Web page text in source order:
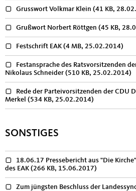
Grusswort Volkmar Klein (41 KB,
Grußwort Norbert Röttgen (45 KB,
Festschrift EAK (4 MB, 25.02.2014)
Festansprache des Ratsvorsitzenden
Nikolaus Schneider (510 KB, 25.02.2014)
Rede der Parteivorsitzenden der CDU
Merkel (534 KB, 25.02.2014)
SONSTIGES
18.06.17 Pressebericht aus "Die
des EAK (266 KB, 15.06.2017)
Zum jüngsten Beschluss der